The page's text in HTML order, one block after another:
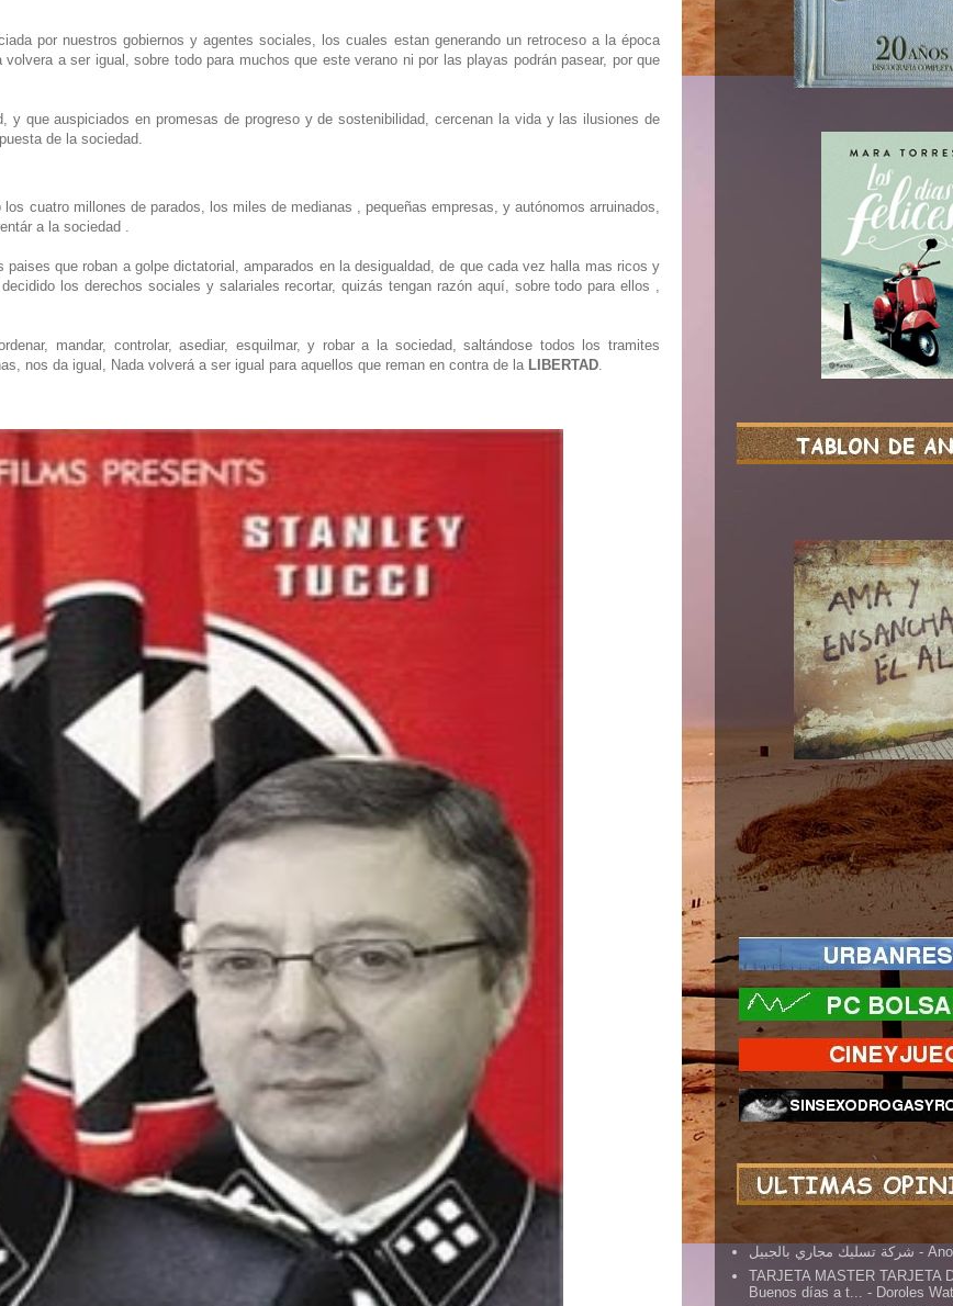
por nuestros gobiernos y agentes sociales, los cuales estan generando un retroceso a la época
a ser igual, sobre todo para muchos que este verano ni por las playas podrán pasear, por que
y que auspiciados en promesas de progreso y de sostenibilidad, cercenan la vida y las ilusiones de
de la sociedad.
cuatro millones de parados, los miles de medianas , pequeñas empresas, y autónomos arruinados,
a la sociedad .
que roban a golpe dictatorial, amparados en la desigualdad, de que cada vez halla mas ricos y
los derechos sociales y salariales recortar, quizás tengan razón aquí, sobre todo para ellos ,
mandar, controlar, asediar, esquilmar, y robar a la sociedad, saltándose todos los tramites
nos da igual, Nada volverá a ser igual para aquellos que reman en contra de la LIBERTAD.
شركة تسليك مجاري بالجبيل -
TARJETA MASTER TARJETA
Buenos días a t...
- Doroles